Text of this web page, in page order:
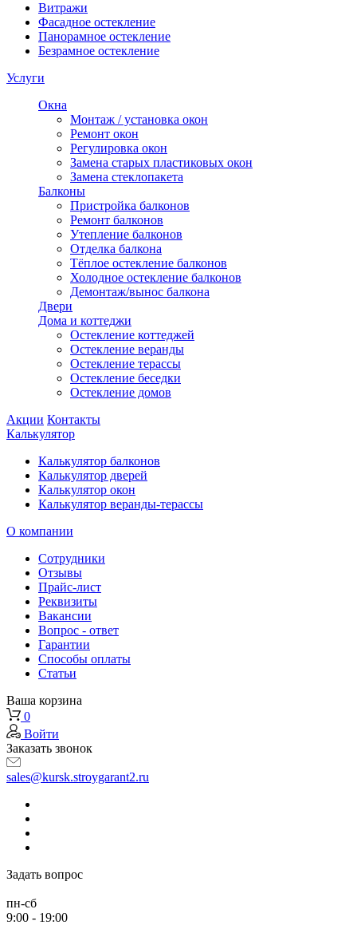
Витражи
Фасадное остекление
Панорамное остекление
Безрамное остекление
Услуги
Окна
Монтаж / установка окон
Ремонт окон
Регулировка окон
Замена старых пластиковых окон
Замена стеклопакета
Балконы
Пристройка балконов
Ремонт балконов
Утепление балконов
Отделка балкона
Тёплое остекление балконов
Холодное остекление балконов
Демонтаж/вынос балкона
Двери
Дома и коттеджи
Остекление коттеджей
Остекление веранды
Остекление терассы
Остекление беседки
Остекление домов
Акции Контакты
Калькулятор
Калькулятор балконов
Калькулятор дверей
Калькулятор окон
Калькулятор веранды-терассы
О компании
Сотрудники
Отзывы
Прайс-лист
Реквизиты
Вакансии
Вопрос - ответ
Гарантии
Способы оплаты
Статьи
Ваша корзина
0
Войти
Заказать звонок
sales@kursk.stroygarant2.ru
Задать вопрос
пн-сб
9:00 - 19:00